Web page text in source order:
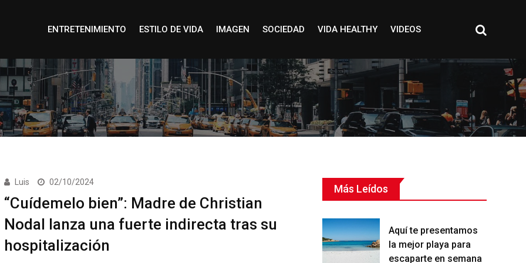
ENTRETENIMIENTO ESTILO DE VIDA IMAGEN SOCIEDAD VIDA HEALTHY VIDEOS
Luis 02/10/2024
“Cuídemelo bien”: Madre de Christian
Nodal lanza una fuerte indirecta tras su
hospitalización
Más Leídos
Aquí te presentamos
la mejor playa para
escaparte en semana